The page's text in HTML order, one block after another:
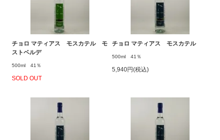
チョロ マティアス モスカテル モ
ストベルデ
500ml 41％
SOLD OUT
チョロ マティアス モスカテル
500ml 41％
5,940円(税込)